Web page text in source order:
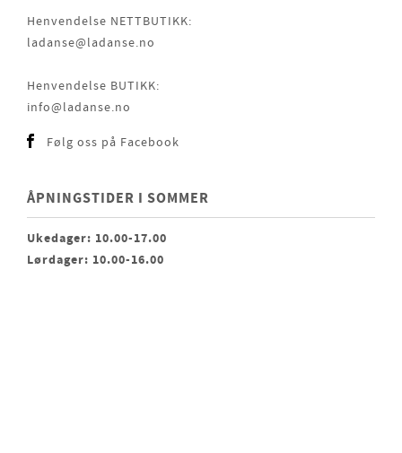
Henvendelse NETTBUTIKK:
ladanse@ladanse.no
Henvendelse BUTIKK:
info@ladanse.no
Følg oss på Facebook
ÅPNINGSTIDER I SOMMER
Ukedager: 10.00-17.00
Lørdager: 10.00-16.00